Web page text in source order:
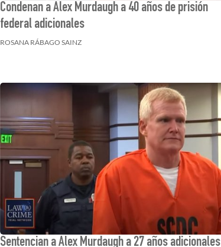
Condenan a Alex Murdaugh a 40 años de prisión
federal adicionales
ROSANA RÁBAGO SAINZ
Sentencian a Alex Murdaugh a 27 años adicionales